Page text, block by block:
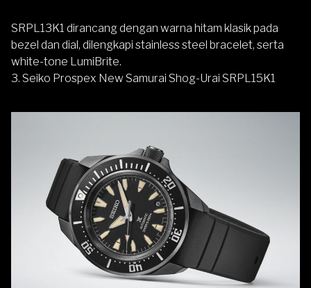
SRPL13K1 dirancang dengan warna hitam klasik pada
bezel dan dial, dilengkapi stainless steel bracelet, serta
white-tone LumiBrite.
3. Seiko Prospex New Samurai Shog-Urai SRPL15K1